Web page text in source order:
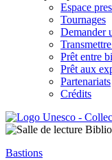
Espace
Tournages
Demander
Prêt entre
Prêt aux
Partenariats
Crédits
Bastions